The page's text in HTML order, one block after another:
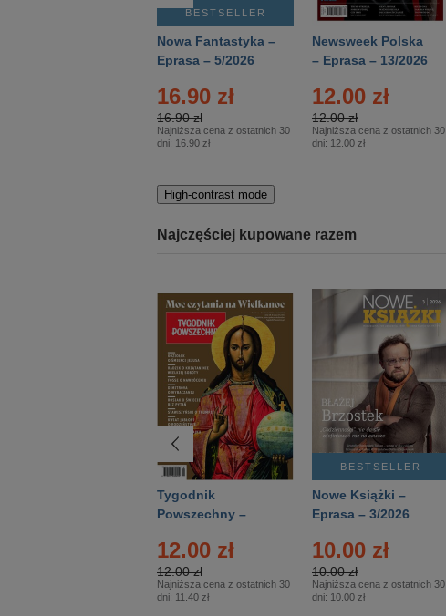
BESTSELLER
Nowa Fantastyka –
Eprasa – 5/2026
16.90 zł
16.90 zł
Najniższa cena z ostatnich 30
dni: 16.90 zł
Newsweek Polska
– Eprasa – 13/2026
12.00 zł
12.00 zł
Najniższa cena z ostatnich 30
dni: 12.00 zł
High-contrast mode
Najczęściej kupowane razem
Tygodnik
Powszechny –
12.00 zł
12.00 zł
Najniższa cena z ostatnich 30
dni: 11.40 zł
BESTSELLER
Nowe Książki –
Eprasa – 3/2026
10.00 zł
10.00 zł
Najniższa cena z ostatnich 30
dni: 10.00 zł